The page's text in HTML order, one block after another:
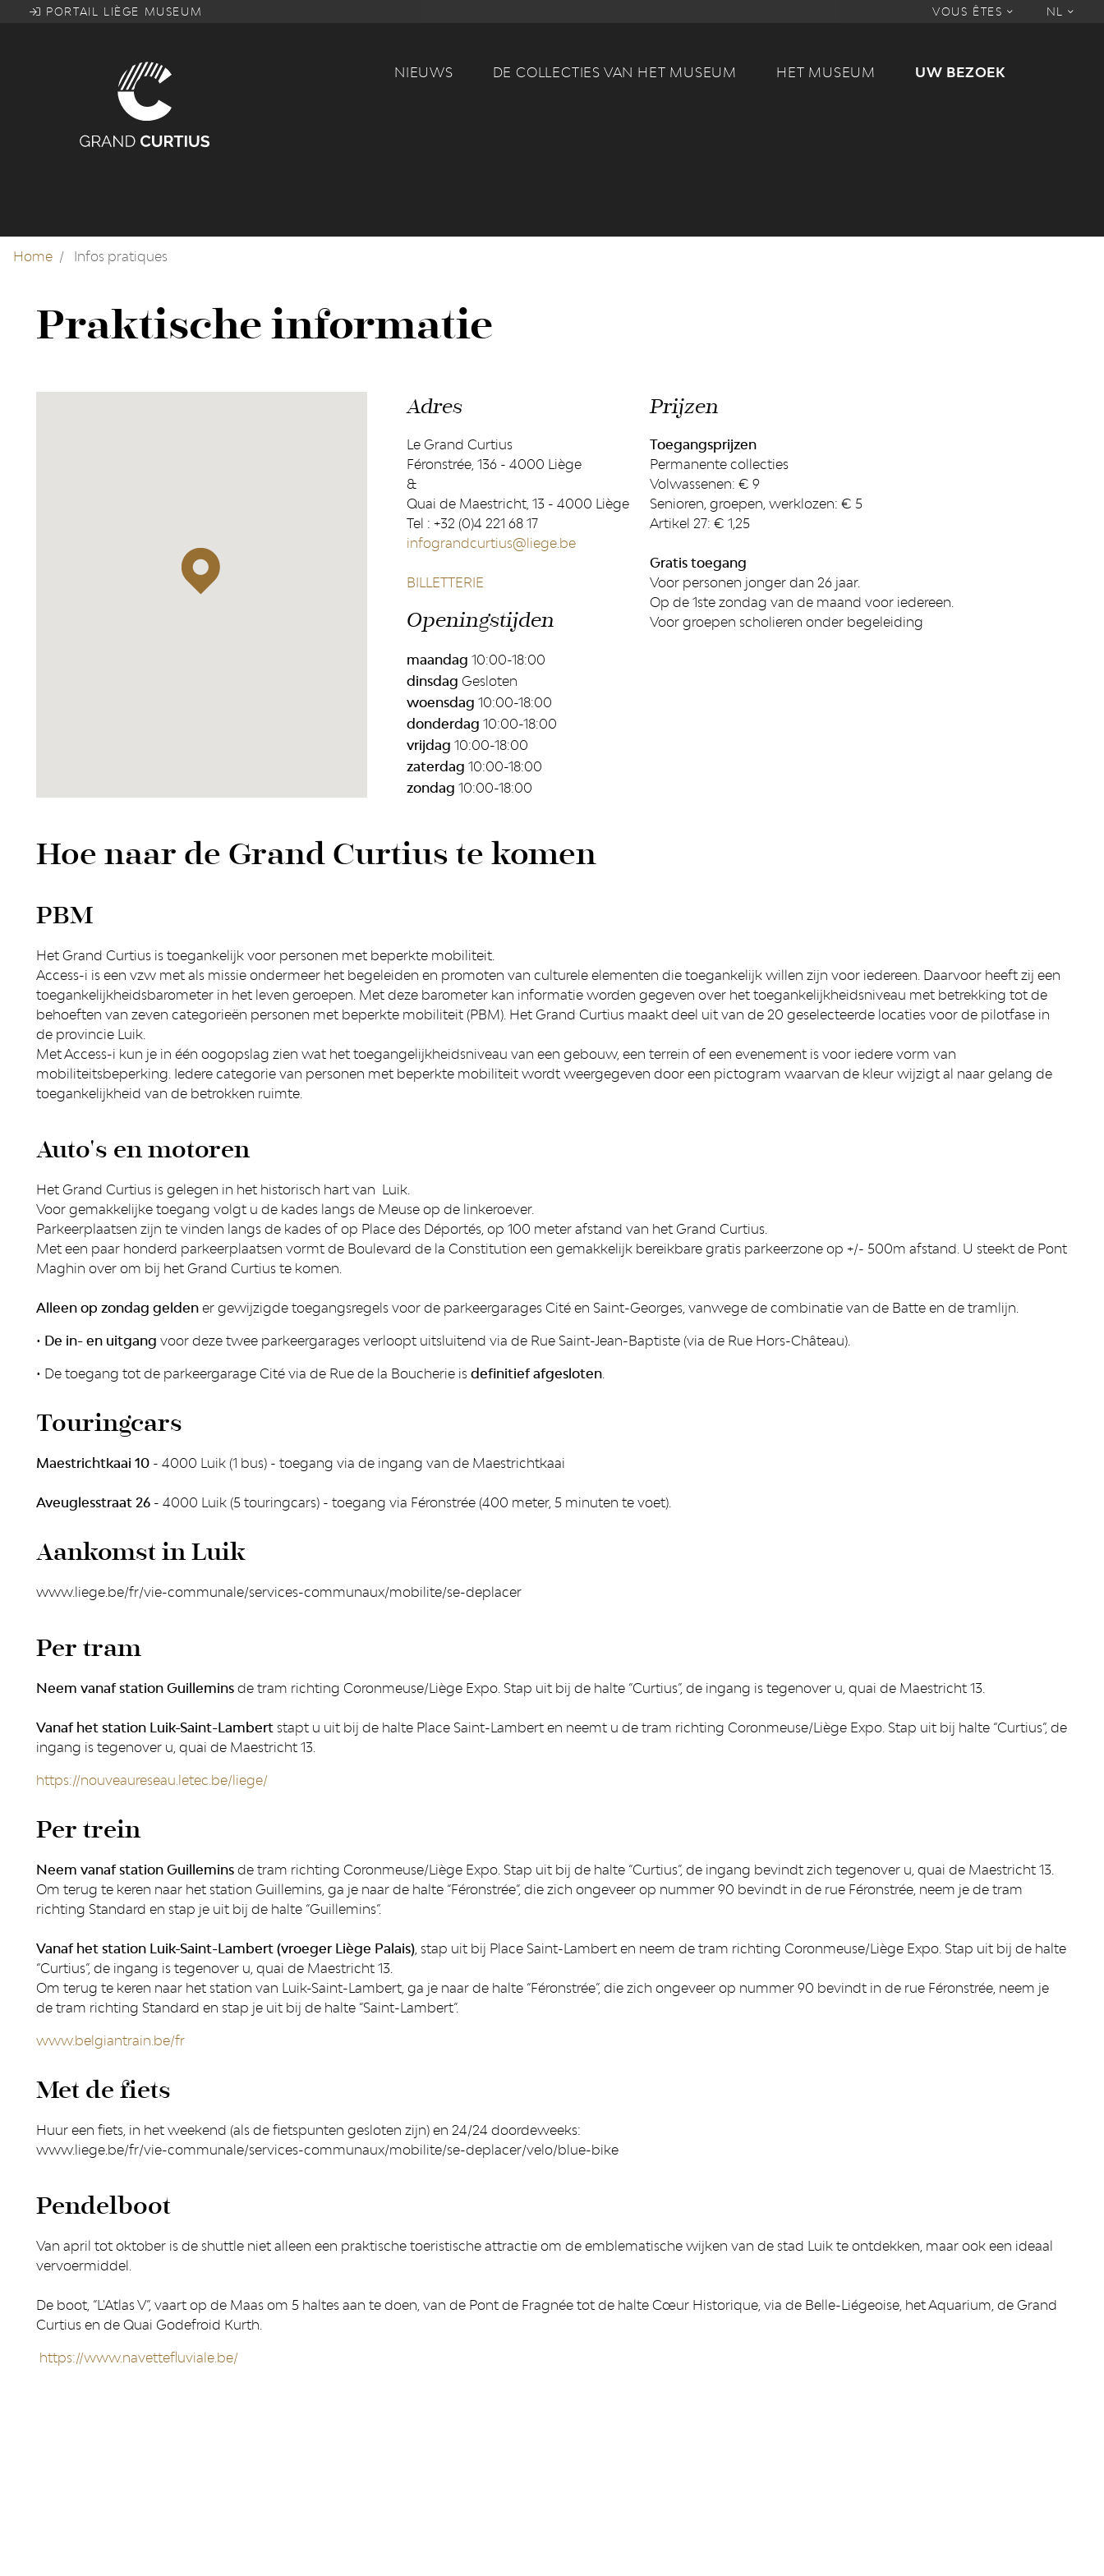
OverslaanPORTAIL LIÈGE MUSEUM VOUS ÊTES NL
Main navigation
NIEUWS DE COLLECTIES VAN HET MUSEUM HET MUSEUM UW BEZOEK
Home Infos pratiques
Praktische informatie
Adres
Le Grand Curtius
Féronstrée, 136 - 4000 Liège
&
Quai de Maestricht, 13 - 4000 Liège
Tel : +32 (0)4 221 68 17
infograndcurtius@liege.be
BILLETTERIE
Openingstijden
maandag 10:00-18:00
dinsdag Gesloten
woensdag 10:00-18:00
donderdag 10:00-18:00
vrijdag 10:00-18:00
zaterdag 10:00-18:00
zondag 10:00-18:00
Prijzen
Toegangsprijzen
Permanente collecties
Volwassenen: € 9
Senioren, groepen, werklozen: € 5
Artikel 27: € 1,25
Gratis toegang
Voor personen jonger dan 26 jaar.
Op de 1ste zondag van de maand voor iedereen.
Voor groepen scholieren onder begeleiding
Hoe naar de Grand Curtius te komen
PBM
Het Grand Curtius is toegankelijk voor personen met beperkte mobiliteit.
Access-i is een vzw met als missie ondermeer het begeleiden en promoten van culturele elementen die toegankelijk willen zijn voor iedereen. Daarvoor heeft zij een
toegankelijkheidsbarometer in het leven geroepen. Met deze barometer kan informatie worden gegeven over het toegankelijkheidsniveau met betrekking tot de
behoeften van zeven categorieën personen met beperkte mobiliteit (PBM). Het Grand Curtius maakt deel uit van de 20 geselecteerde locaties voor de pilotfase in
de provincie Luik.
Met Access-i kun je in één oogopslag zien wat het toegangelijkheidsniveau van een gebouw, een terrein of een evenement is voor iedere vorm van
mobiliteitsbeperking. Iedere categorie van personen met beperkte mobiliteit wordt weergegeven door een pictogram waarvan de kleur wijzigt al naar gelang de
toegankelijkheid van de betrokken ruimte.
Auto's en motoren
Het Grand Curtius is gelegen in het historisch hart van Luik.
Voor gemakkelijke toegang volgt u de kades langs de Meuse op de linkeroever.
Parkeerplaatsen zijn te vinden langs de kades of op Place des Déportés, op 100 meter afstand van het Grand Curtius.
Met een paar honderd parkeerplaatsen vormt de Boulevard de la Constitution een gemakkelijk bereikbare gratis parkeerzone op +/- 500m afstand. U steekt de Pont
Maghin over om bij het Grand Curtius te komen.
Alleen op zondag gelden er gewijzigde toegangsregels voor de parkeergarages Cité en Saint-Georges, vanwege de combinatie van de Batte en de tramlijn.
• De in- en uitgang voor deze twee parkeergarages verloopt uitsluitend via de Rue Saint-Jean-Baptiste (via de Rue Hors-Château).
• De toegang tot de parkeergarage Cité via de Rue de la Boucherie is definitief afgesloten.
Touringcars
Maestrichtkaai 10 - 4000 Luik (1 bus) - toegang via de ingang van de Maestrichtkaai
Aveuglesstraat 26 - 4000 Luik (5 touringcars) - toegang via Féronstrée (400 meter, 5 minuten te voet).
Aankomst in Luik
www.liege.be/fr/vie-communale/services-communaux/mobilite/se-deplacer
Per tram
Neem vanaf station Guillemins de tram richting Coronmeuse/Liège Expo. Stap uit bij de halte “Curtius”, de ingang is tegenover u, quai de Maestricht 13.
Vanaf het station Luik-Saint-Lambert stapt u uit bij de halte Place Saint-Lambert en neemt u de tram richting Coronmeuse/Liège Expo. Stap uit bij halte “Curtius”, de
ingang is tegenover u, quai de Maestricht 13.
https://nouveaureseau.letec.be/liege/
Per trein
Neem vanaf station Guillemins de tram richting Coronmeuse/Liège Expo. Stap uit bij de halte “Curtius”, de ingang bevindt zich tegenover u, quai de Maestricht 13.
Om terug te keren naar het station Guillemins, ga je naar de halte “Féronstrée”, die zich ongeveer op nummer 90 bevindt in de rue Féronstrée, neem je de tram
richting Standard en stap je uit bij de halte “Guillemins”.
Vanaf het station Luik-Saint-Lambert (vroeger Liège Palais), stap uit bij Place Saint-Lambert en neem de tram richting Coronmeuse/Liège Expo. Stap uit bij de halte
“Curtius”, de ingang is tegenover u, quai de Maestricht 13.
Om terug te keren naar het station van Luik-Saint-Lambert, ga je naar de halte “Féronstrée”, die zich ongeveer op nummer 90 bevindt in de rue Féronstrée, neem je
de tram richting Standard en stap je uit bij de halte “Saint-Lambert”.
www.belgiantrain.be/fr
Met de fiets
Huur een fiets, in het weekend (als de fietspunten gesloten zijn) en 24/24 doordeweeks:
www.liege.be/fr/vie-communale/services-communaux/mobilite/se-deplacer/velo/blue-bike
Pendelboot
Van april tot oktober is de shuttle niet alleen een praktische toeristische attractie om de emblematische wijken van de stad Luik te ontdekken, maar ook een ideaal
vervoermiddel.
De boot, “L'Atlas V”, vaart op de Maas om 5 haltes aan te doen, van de Pont de Fragnée tot de halte Cœur Historique, via de Belle-Liégeoise, het Aquarium, de Grand
Curtius en de Quai Godefroid Kurth.
https://www.navettefluviale.be/